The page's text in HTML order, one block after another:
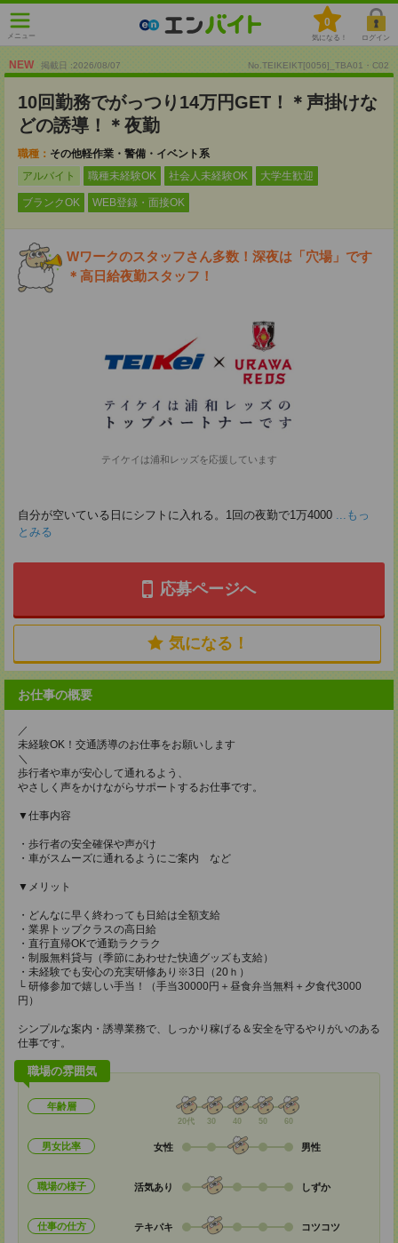
メニュー
0
気になる！ ログイン
NEW 掲載日 :2026/08/07 No.TEIKEIKT[0056]_TBA01・C02
10回勤務でがっつり14万円GET！＊声掛けな
どの誘導！＊夜勤
職種： その他軽作業・警備・イベント系
アルバイト
職種未経験OK 社会人未経験OK 大学生歓迎
ブランクOK WEB登録・面接OK
Wワークのスタッフさん多数！深夜は「穴場」です
＊高日給夜勤スタッフ！
テイケイは浦和レッズを応援しています
自分が空いている日にシフトに入れる。1回の夜勤で1万4000 ...もっ
とみる
応募ページへ
気になる！
お仕事の概要
／
未経験OK！交通誘導のお仕事をお願いします
＼
歩行者や車が安心して通れるよう、
やさしく声をかけながらサポートするお仕事です。
▼仕事内容
・歩行者の安全確保や声がけ
・車がスムーズに通れるようにご案内 など
▼メリット
・どんなに早く終わっても日給は全額支給
・業界トップクラスの高日給
・直行直帰OKで通勤ラクラク
・制服無料貸与（季節にあわせた快適グッズも支給）
・未経験でも安心の充実研修あり※3日（20ｈ）
└ 研修参加で嬉しい手当！（手当30000円＋昼食弁当無料＋夕食代3000
円）
シンプルな案内・誘導業務で、しっかり稼げる＆安全を守るやりがいのある
仕事です。
職場の雰囲気
年齢層
20代 30 40 50 60
男女比率 女性 男性
職場の様子 活気あり しずか
仕事の仕方 テキパキ コツコツ